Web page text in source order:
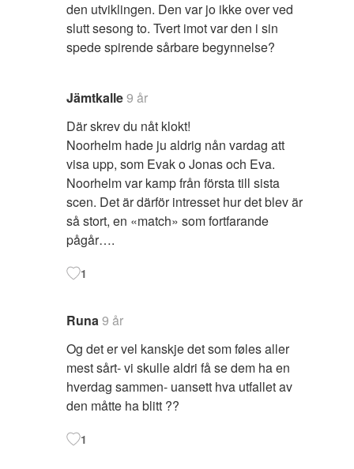
den utviklingen. Den var jo ikke over ved
slutt sesong to. Tvert imot var den i sin
spede spirende sårbare begynnelse?
Jämtkalle9 år
Där skrev du nåt klokt!
Noorhelm hade ju aldrig nån vardag att
visa upp, som Evak o Jonas och Eva.
Noorhelm var kamp från första till sista
scen. Det är därför intresset hur det blev är
så stort, en «match» som fortfarande
pågår….
1
Runa9 år
Og det er vel kanskje det som føles aller
mest sårt- vi skulle aldri få se dem ha en
hverdag sammen- uansett hva utfallet av
den måtte ha blitt ??
1